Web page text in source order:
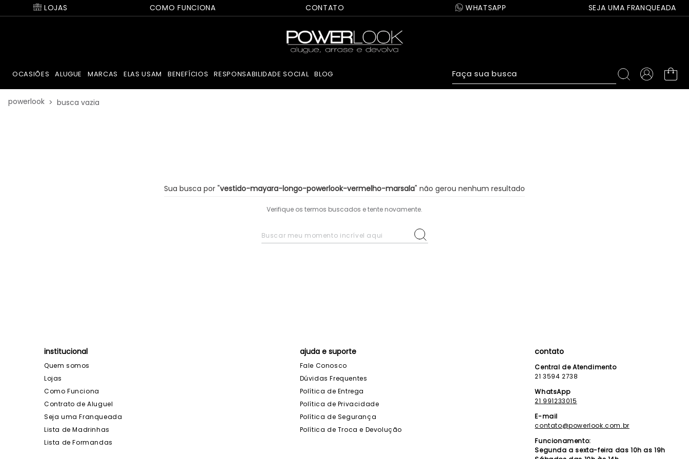
LOJAS COMO FUNCIONA CONTATO WHATSAPP SEJA UMA FRANQUEADA
OCASIÕES ALUGUE MARCAS ELAS USAM BENEFÍCIOS RESPONSABILIDADE SOCIAL BLOG Faça sua busca
powerlook busca vazia
vestido-mayara-longo-powerlook-vermelho-marsala
Verifique os termos buscados e tente novamente.
institucional
Quem somos
Lojas
Como Funciona
Contrato de Aluguel
Seja uma Franqueada
Lista de Madrinhas
Lista de Formandas
ajuda e suporte
Fale Conosco
Dúvidas Frequentes
Política de Entrega
Política de Privacidade
Política de Segurança
Política de Troca e Devolução
contato
Central de Atendimento
21 3594 2738
WhatsApp
21 991233015
E-mail
contato@powerlook.com.br
Funcionamento:
Segunda a sexta-feira das 10h as 19h